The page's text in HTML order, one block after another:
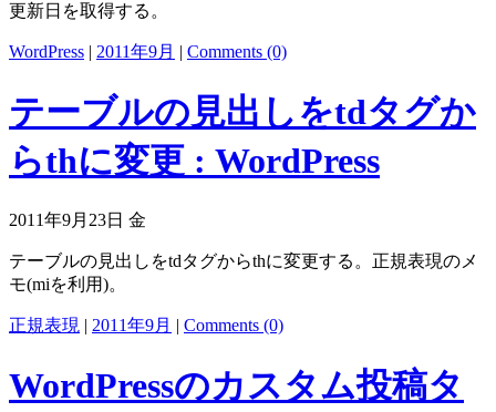
更新日を取得する。
WordPress | 2011年9月 | Comments (0)
テーブルの見出しをtdタグか
らthに変更 : WordPress
2011年9月23日 金
テーブルの見出しをtdタグからthに変更する。正規表現のメ
モ(miを利用)。
正規表現 | 2011年9月 | Comments (0)
WordPressのカスタム投稿タ